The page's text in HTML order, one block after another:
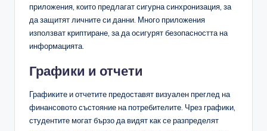
приложения, които предлагат сигурна синхронизация, за
да защитят личните си данни. Много приложения
използват криптиране, за да осигурят безопасността на
информацията.
Графики и отчети
Графиките и отчетите предоставят визуален преглед на
финансовото състояние на потребителите. Чрез графики,
студентите могат бързо да видят как се разпределят